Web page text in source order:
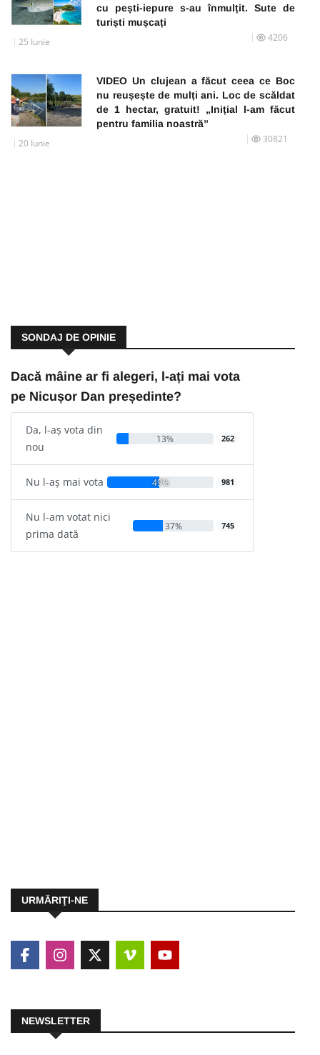
cu pești-iepure s-au înmulțit. Sute de
turiști mușcați
25 Iunie 4206
VIDEO Un clujean a făcut ceea ce Boc
nu reușește de mulți ani. Loc de scăldat
de 1 hectar, gratuit! „Inițial l-am făcut
pentru familia noastră”
20 Iunie 30821
SONDAJ DE OPINIE
Dacă mâine ar fi alegeri, l-ați mai vota
pe Nicușor Dan președinte?
Da, l-aș vota din
nou
13% 262
Nu l-aș mai vota 49% 981
Nu l-am votat nici
prima dată
37% 745
URMĂRIŢI-NE
NEWSLETTER